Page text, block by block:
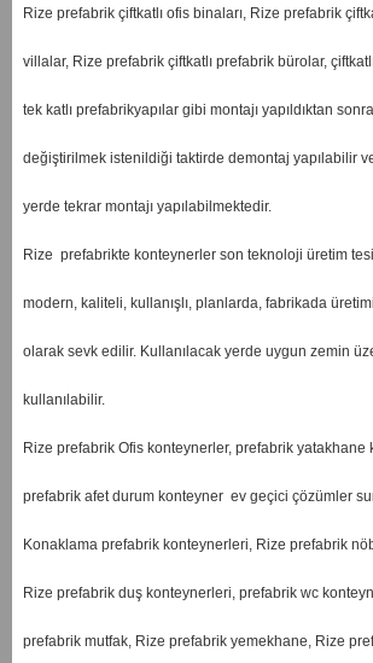
Rize prefabrik çiftkatlı ofis binaları, Rize prefabrik
villalar, Rize prefabrik çiftkatlı prefabrik bürolar,
tek katlı prefabrikyapılar gibi montajı yapıldıktan
değiştirilmek istenildiği taktirde demontaj yapılabilir
yerde tekrar montajı yapılabilmektedir.
Rize prefabrikte konteynerler son teknoloji üretim
modern, kaliteli, kullanışlı, planlarda, fabrikada
olarak sevk edilir. Kullanılacak yerde uygun zemin
kullanılabilir.
Rize prefabrik Ofis konteynerler, prefabrik yatakhane
prefabrik afet durum konteyner ev geçici çözümler
Konaklama prefabrik konteynerleri, Rize prefabrik
Rize prefabrik duş konteynerleri, prefabrik wc
prefabrik mutfak, Rize prefabrik yemekhane, Rize